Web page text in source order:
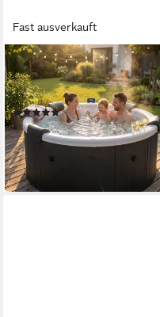
Fast ausverkauft
MSPA
Whirlpool Frame Denver F-
DE066W, 6 Personen, App-
Steuerung, UVC+ Reinigung
(6)
1.599,00 € 2.699,00 €
-41%
in 3-4 Werktagen bei dir